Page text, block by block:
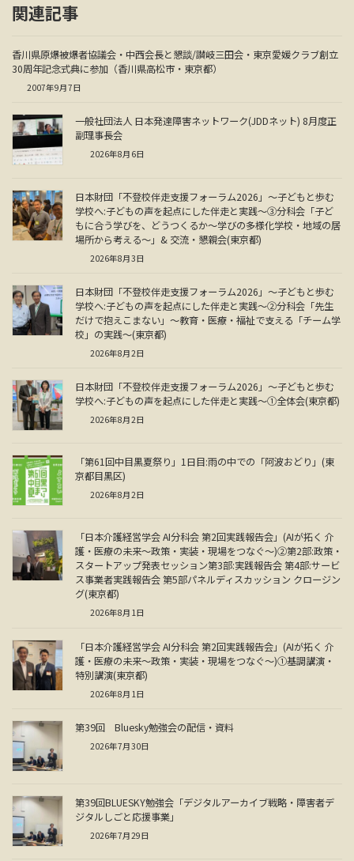
関連記事
香川県原爆被爆者協議会・中西会長と懇談/讃岐三田会・東京愛媛クラブ創立
30周年記念式典に参加（香川県高松市・東京都）
2007年9月7日
一般社団法人 日本発達障害ネットワーク(JDDネット) 8月度正
副理事長会
2026年8月6日
日本財団「不登校伴走支援フォーラム2026」～子どもと歩む
学校へ:子どもの声を起点にした伴走と実践～③分科会「子ど
もに合う学びを、どうつくるか～学びの多様化学校・地域の居
場所から考える～」& 交流・懇親会(東京都)
2026年8月3日
日本財団「不登校伴走支援フォーラム2026」～子どもと歩む
学校へ:子どもの声を起点にした伴走と実践～②分科会「先生
だけで抱えこまない」～教育・医療・福祉で支える「チーム学
校」の実践～(東京都)
2026年8月2日
日本財団「不登校伴走支援フォーラム2026」～子どもと歩む
学校へ:子どもの声を起点にした伴走と実践～①全体会(東京都)
2026年8月2日
「第61回中目黒夏祭り」1日目:雨の中での「阿波おどり」(東
京都目黒区)
2026年8月2日
「日本介護経営学会 AI分科会 第2回実践報告会」(AIが拓く 介
護・医療の未来～政策・実装・現場をつなぐ～)②第2部:政策・
スタートアップ発表セッション第3部:実践報告会 第4部:サービ
ス事業者実践報告会 第5部パネルディスカッション クロージン
グ(東京都)
2026年8月1日
「日本介護経営学会 AI分科会 第2回実践報告会」(AIが拓く 介
護・医療の未来～政策・実装・現場をつなぐ～)①基調講演・
特別講演(東京都)
2026年8月1日
第39回 Bluesky勉強会の配信・資料
2026年7月30日
第39回BLUESKY勉強会「デジタルアーカイブ戦略・障害者デ
ジタルしごと応援事業」
2026年7月29日